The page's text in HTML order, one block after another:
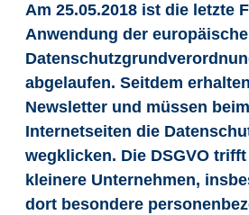
Am 25.05.2018 ist die letzte
Anwendung der
abgelaufen. Seitdem
Newsletter und müssen
Internetseiten die
wegklicken. Die DSGVO
kleinere Unternehmen,
dort besondere